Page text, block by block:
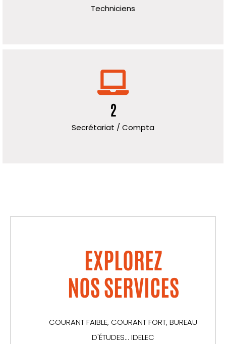
Techniciens
2
Secrétariat / Compta
EXPLOREZ
NOS SERVICES
COURANT FAIBLE, COURANT FORT, BUREAU
D'ÉTUDES... IDELEC